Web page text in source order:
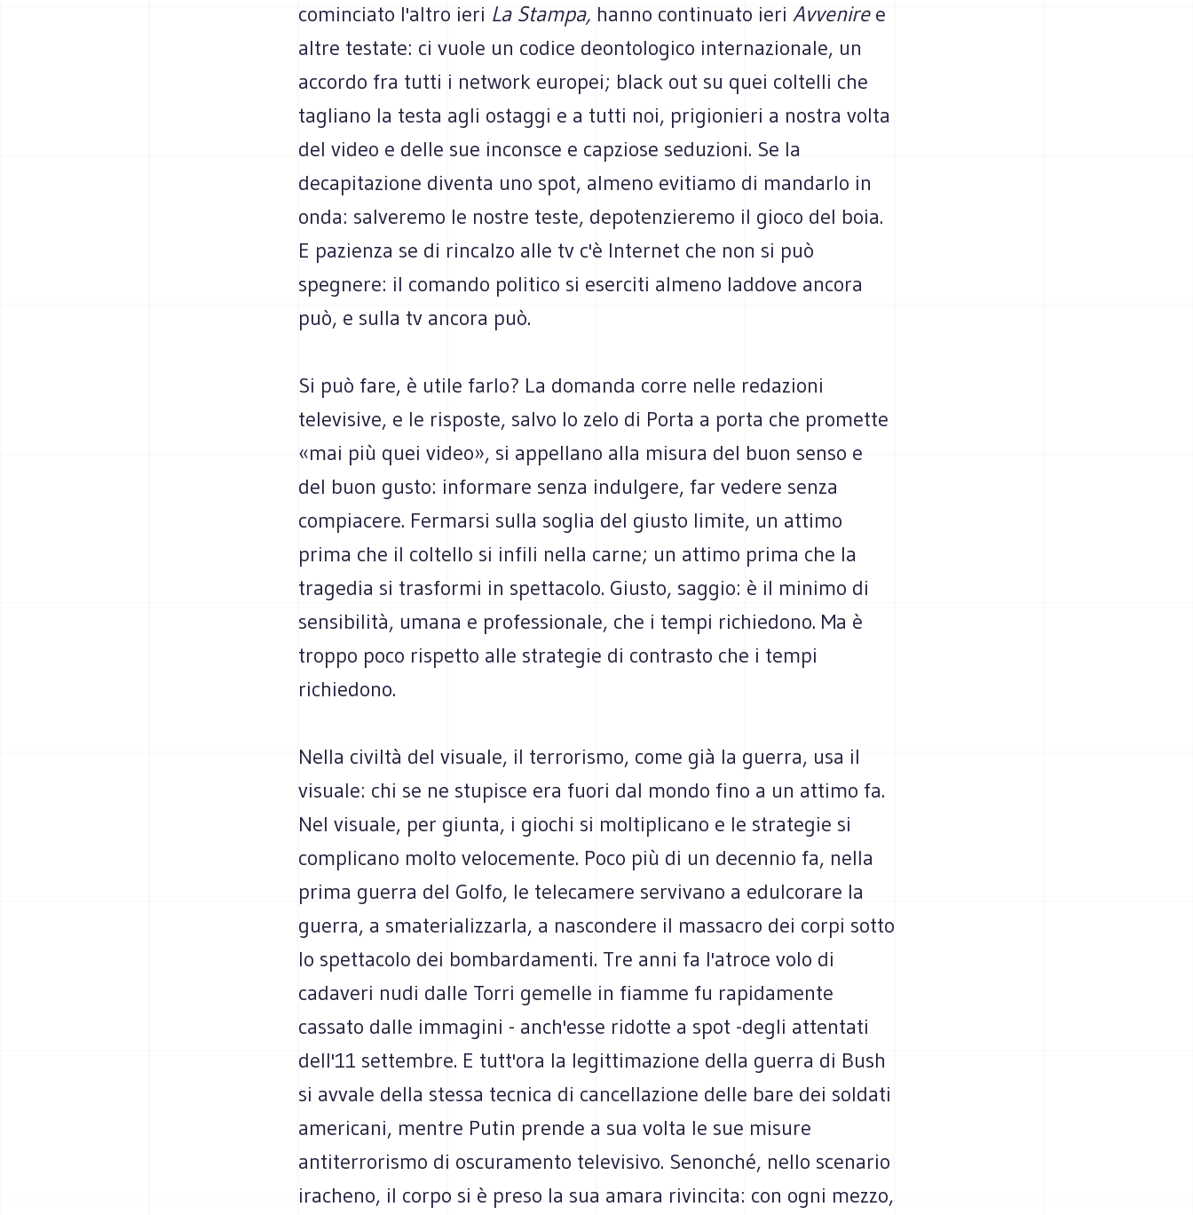
cominciato l'altro ieri La Stampa, hanno continuato ieri Avvenire e
altre testate: ci vuole un codice deontologico internazionale, un
accordo fra tutti i network europei; black out su quei coltelli che
tagliano la testa agli ostaggi e a tutti noi, prigionieri a nostra volta
del video e delle sue inconsce e capziose seduzioni. Se la
decapitazione diventa uno spot, almeno evitiamo di mandarlo in
onda: salveremo le nostre teste, depotenzieremo il gioco del boia.
E pazienza se di rincalzo alle tv c'è Internet che non si può
spegnere: il comando politico si eserciti almeno laddove ancora
può, e sulla tv ancora può.
Si può fare, è utile farlo? La domanda corre nelle redazioni
televisive, e le risposte, salvo lo zelo di Porta a porta che promette
«mai più quei video», si appellano alla misura del buon senso e
del buon gusto: informare senza indulgere, far vedere senza
compiacere. Fermarsi sulla soglia del giusto limite, un attimo
prima che il coltello si infili nella carne; un attimo prima che la
tragedia si trasformi in spettacolo. Giusto, saggio: è il minimo di
sensibilità, umana e professionale, che i tempi richiedono. Ma è
troppo poco rispetto alle strategie di contrasto che i tempi
richiedono.
Nella civiltà del visuale, il terrorismo, come già la guerra, usa il
visuale: chi se ne stupisce era fuori dal mondo fino a un attimo fa.
Nel visuale, per giunta, i giochi si moltiplicano e le strategie si
complicano molto velocemente. Poco più di un decennio fa, nella
prima guerra del Golfo, le telecamere servivano a edulcorare la
guerra, a smaterializzarla, a nascondere il massacro dei corpi sotto
lo spettacolo dei bombardamenti. Tre anni fa l'atroce volo di
cadaveri nudi dalle Torri gemelle in fiamme fu rapidamente
cassato dalle immagini - anch'esse ridotte a spot -degli attentati
dell'11 settembre. E tutt'ora la legittimazione della guerra di Bush
si avvale della stessa tecnica di cancellazione delle bare dei soldati
americani, mentre Putin prende a sua volta le sue misure
antiterrorismo di oscuramento televisivo. Senonché, nello scenario
iracheno, il corpo si è preso la sua amara rivincita: con ogni mezzo,